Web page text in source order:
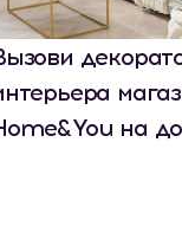
на